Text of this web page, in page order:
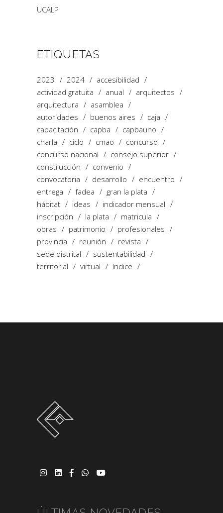
UCALP
ETIQUETAS
2023 2024
accesibilidad
actividad gratuita
anual
arquitectos
arquitectura
asamblea
autoridades
buenos aires
caja
capacitación
capba
capbauno
charla
ciclo cmao
concurso
concurso nacional
consejo superior
construcción
convenio
convocatoria
desarrollo
encuentro
entrega
fadea
gran la plata
hábitat
ideas
indicador mensual
inscripción
la plata
matricula
obras
patrimonio
profesionales
provincia
reunión
revista
sede distrital
sustentabilidad
territorial
virtual índice